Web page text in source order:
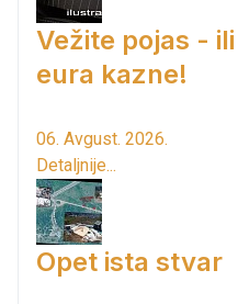
Vežite pojas -
eura kazne!
06. Avgust. 2026.
Detaljnije...
Opet ista stvar